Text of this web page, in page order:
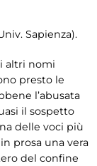
Sapienza).
altri nomi
presto le
l’abusata
il sospetto
delle voci più
prosa una vera
del confine